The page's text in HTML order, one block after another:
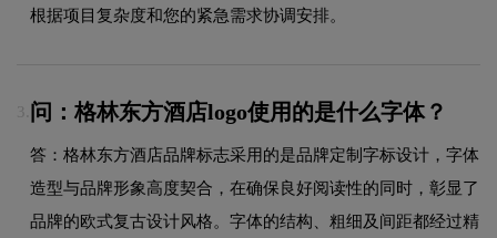
根据项目复杂度和您的紧急需求协调安排。
3. 问：格林东方酒店logo使用的是什么字体？
答：格林东方酒店品牌标志采用的是品牌定制字标设计，字体
造型与品牌形象高度契合，在确保良好阅读性的同时，彰显了
品牌的欧式复古设计风格。字体的结构、粗细及间距都经过精